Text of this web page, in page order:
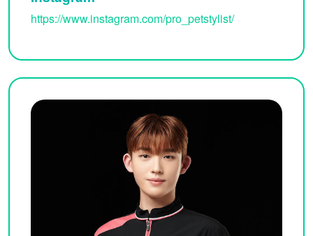
https://www.instagram.com/pro_petstylist/